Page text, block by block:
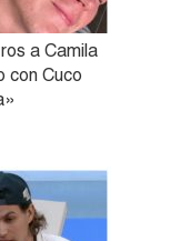
a Camila
con Cuco